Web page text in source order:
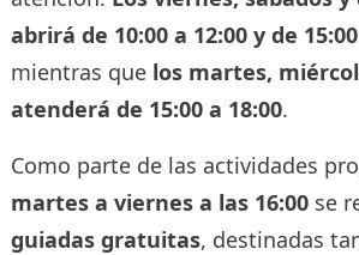
abrirá de 10:00 a 12:00 y de
mientras que los martes,
atenderá de 15:00 a 18:00.
Como parte de las actividades
martes a viernes a las 16:00se
guiadas gratuitas, destinadas